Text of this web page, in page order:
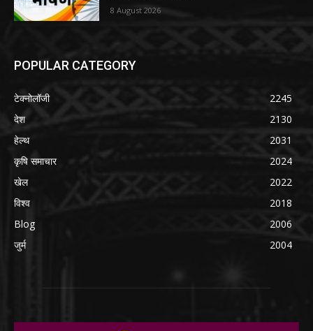
8 August 2026
POPULAR CATEGORY
टेक्नोलॉजी
2245
देश
2130
हेल्थ
2031
कृषि समाचार
2024
खेल
2022
विश्व
2018
Blog
2006
जुर्म
2004